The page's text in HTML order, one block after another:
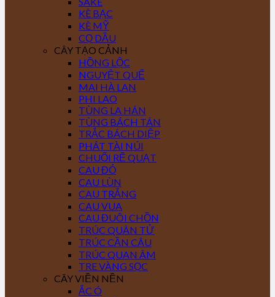
KÈ BẠC
KÈ MỸ
CỌ DẦU
CÂY TẠO CẢNH
HỒNG LỘC
NGUYỆT QUẾ
MAI HÀ LAN
PHI LAO
TÙNG LA HÁN
TÙNG BÁCH TÁN
TRẮC BÁCH DIỆP
PHÁT TÀI NÚI
CHUỐI RẼ QUẠT
CAU ĐỎ
CAU LÙN
CAU TRẮNG
CAU VUA
CAU ĐUÔI CHỒN
TRÚC QUÂN TỬ
TRÚC CẦN CÂU
TRÚC QUAN ÂM
TRE VÀNG SỌC
CÂY VIỀN NỀN
ẮC Ó